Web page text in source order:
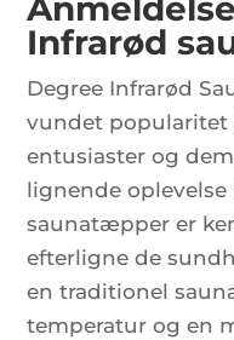
Infrarød
Degree Infrarød
vundet popularitet
entusiaster og
lignende
saunatæpper er
efterligne de
en traditionel
temperatur og en